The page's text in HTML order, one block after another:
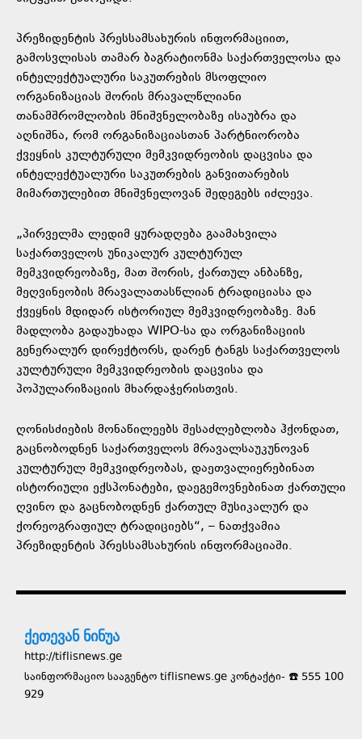
პრეზიდენტის პრესსამსახურის ინფორმაციით,
გამოსვლისას თამარ ბაგრატიონმა საქართველოსა და
ინტელექტუალური საკუთრების მსოფლიო
ორგანიზაციას შორის მრავალწლიანი
თანამშრომლობის მნიშვნელობაზე ისაუბრა და
აღნიშნა, რომ ორგანიზაციასთან პარტნიორობა
ქვეყნის კულტურული მემკვიდრეობის დაცვისა და
ინტელექტუალური საკუთრების განვითარების
მიმართულებით მნიშვნელოვან შედეგებს იძლევა.
„პირველმა ლედიმ ყურადღება გაამახვილა
საქართველოს უნიკალურ კულტურულ
მემკვიდრეობაზე, მათ შორის, ქართულ ანბანზე,
მეღვინეობის მრავალათასწლიან ტრადიციასა და
ქვეყნის მდიდარ ისტორიულ მემკვიდრეობაზე. მან
მადლობა გადაუხადა WIPO-სა და ორგანიზაციის
გენერალურ დირექტორს, დარენ ტანგს საქართველოს
კულტურული მემკვიდრეობის დაცვისა და
პოპულარიზაციის მხარდაჭერისთვის.
ღონისძიების მონაწილეებს შესაძლებლობა ჰქონდათ,
გაცნობოდნენ საქართველოს მრავალსაუკუნოვან
კულტურულ მემკვიდრეობას, დაეთვალიერებინათ
ისტორიული ექსპონატები, დაეგემოვნებინათ ქართული
ღვინო და გაცნობოდნენ ქართულ მუსიკალურ და
ქორეოგრაფიულ ტრადიციებს“, – ნათქვამია
პრეზიდენტის პრესსამსახურის ინფორმაციაში.
ქეთევან ნინუა
http://tiflisnews.ge
საინფორმაციო სააგენტო tiflisnews.ge კონტაქტი- ☎️ 555 100
929